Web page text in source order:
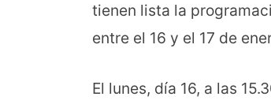
tienen lista la
entre el 16 y el 17 de
El lunes, día 16, a las